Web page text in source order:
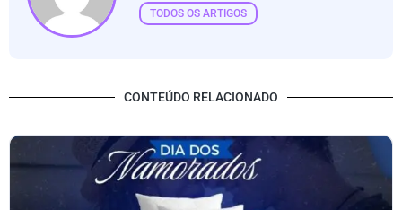
TODOS OS ARTIGOS
CONTEÚDO RELACIONADO